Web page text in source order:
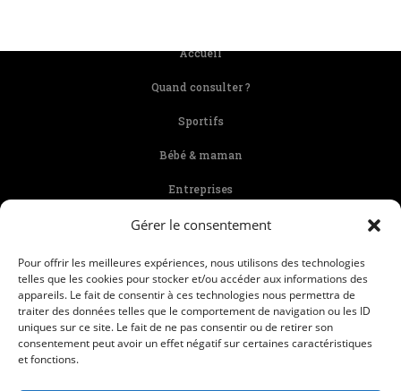
Gérer le consentement
Pour offrir les meilleures expériences, nous utilisons des technologies
telles que les cookies pour stocker et/ou accéder aux informations des
appareils. Le fait de consentir à ces technologies nous permettra de
traiter des données telles que le comportement de navigation ou les ID
uniques sur ce site. Le fait de ne pas consentir ou de retirer son
consentement peut avoir un effet négatif sur certaines caractéristiques
et fonctions.
Accueil
Quand consulter ?
Sportifs
Bébé & maman
Entreprises
Tarif et remboursement
Mentions Légales
Plan du site